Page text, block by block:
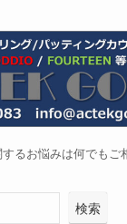
るお悩みは何でもご
検索